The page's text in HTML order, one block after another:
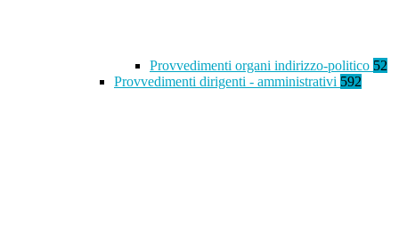
Provvedimenti organi indirizzo-politico 52
Provvedimenti dirigenti - amministrativi 592